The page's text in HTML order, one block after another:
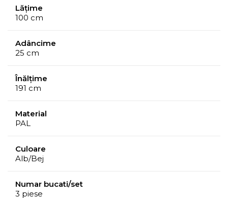
1 comoda cu spatiu de depozitare
Comoda, cuier, oglinda
Lățime
100 cm
Adâncime
25 cm
Înălțime
191 cm
Material
PAL
Culoare
Alb/Bej
Numar bucati/set
3 piese